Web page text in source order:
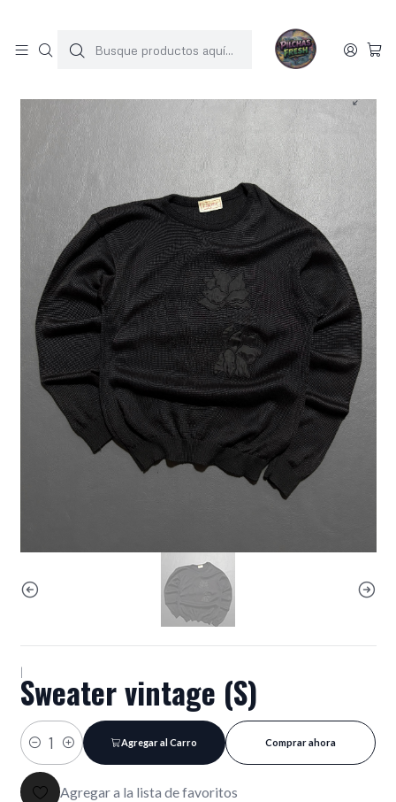
Inicio SWEATERS Sweater vintage (S)
|Sweater vintage (S)
Cantidad
Agregar al Carro Comprar ahora
Agregar a la lista de favoritos